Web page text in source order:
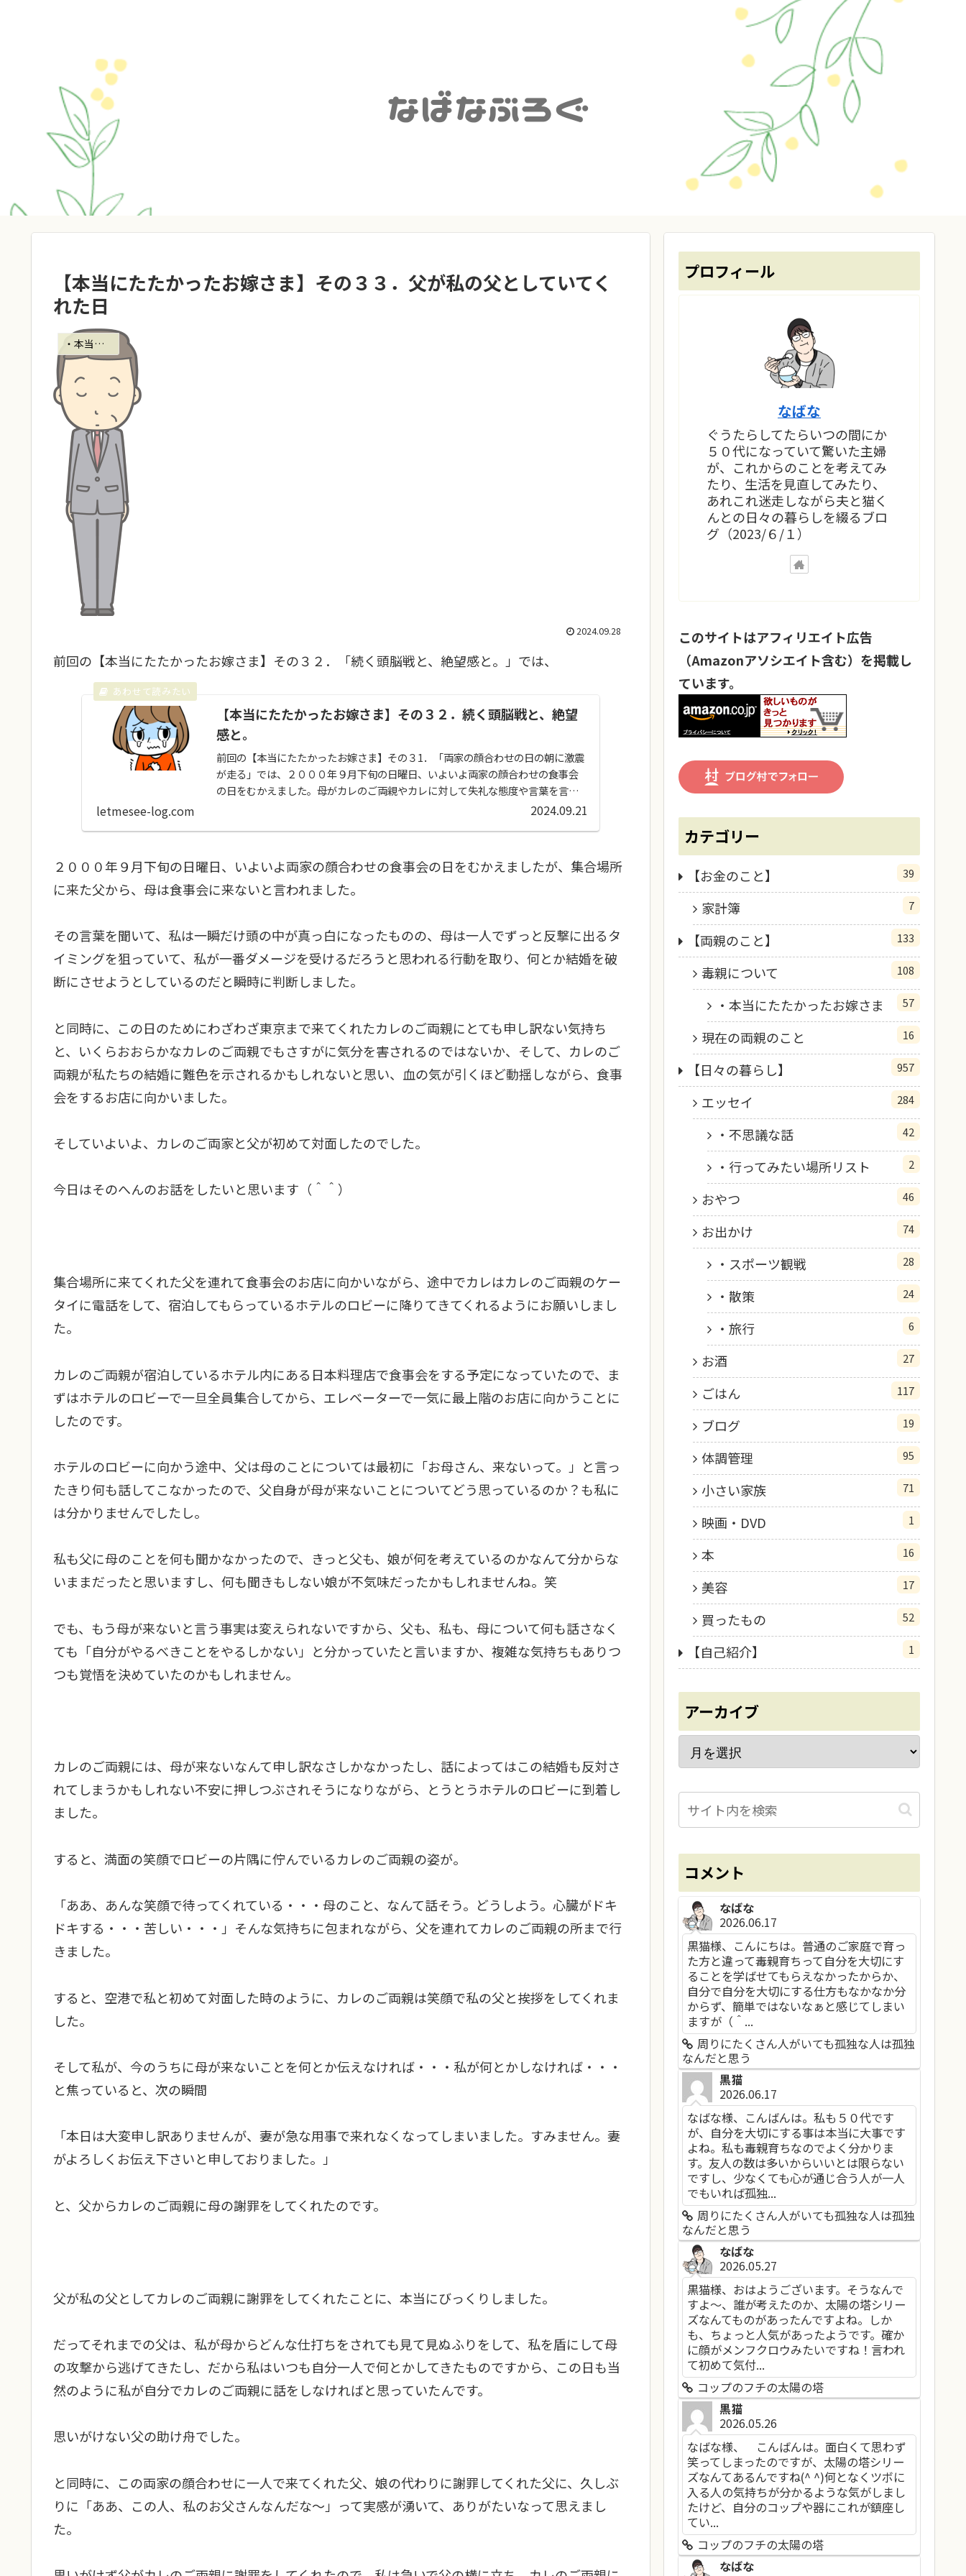
【本当にたたかったお嫁さま】その３３．父が私の父としていてく
れた日
・本当にたたかったお嫁さま
2024.09.28
前回の【本当にたたかったお嫁さま】その３２．「続く頭脳戦と、絶望感と。」では、
【本当にたたかったお嫁さま】その３２．続く頭脳戦と、絶望
感と。
前回の【本当にたたかったお嫁さま】その３1．「両家の顔合わせの日の朝に激震
が走る」では、２０００年９月下旬の日曜日、いよいよ両家の顔合わせの食事会
の日をむかえました。母がカレのご両親やカレに対して失礼な態度や言葉を言っ
letmesee-log.com 2024.09.21
２０００年９月下旬の日曜日、いよいよ両家の顔合わせの食事会の日をむかえましたが、集合場所
に来た父から、母は食事会に来ないと言われました。
その言葉を聞いて、私は一瞬だけ頭の中が真っ白になったものの、母は一人でずっと反撃に出るタ
イミングを狙っていて、私が一番ダメージを受けるだろうと思われる行動を取り、何とか結婚を破
断にさせようとしているのだと瞬時に判断しました。
と同時に、この日のためにわざわざ東京まで来てくれたカレのご両親にとても申し訳ない気持ち
と、いくらおおらかなカレのご両親でもさすがに気分を害されるのではないか、そして、カレのご
両親が私たちの結婚に難色を示されるかもしれないと思い、血の気が引くほど動揺しながら、食事
会をするお店に向かいました。
そしていよいよ、カレのご両家と父が初めて対面したのでした。
今日はそのへんのお話をしたいと思います（＾＾）
集合場所に来てくれた父を連れて食事会のお店に向かいながら、途中でカレはカレのご両親のケー
タイに電話をして、宿泊してもらっているホテルのロビーに降りてきてくれるようにお願いしまし
た。
カレのご両親が宿泊しているホテル内にある日本料理店で食事会をする予定になっていたので、ま
ずはホテルのロビーで一旦全員集合してから、エレベーターで一気に最上階のお店に向かうことに
したのです。
ホテルのロビーに向かう途中、父は母のことについては最初に「お母さん、来ないって。」と言っ
たきり何も話してこなかったので、父自身が母が来ないことについてどう思っているのか？も私に
は分かりませんでしたし。
私も父に母のことを何も聞かなかったので、きっと父も、娘が何を考えているのかなんて分からな
いままだったと思いますし、何も聞きもしない娘が不気味だったかもしれませんね。笑
でも、もう母が来ないと言う事実は変えられないですから、父も、私も、母について何も話さなく
ても「自分がやるべきことをやるしかない」と分かっていたと言いますか、複雑な気持ちもありつ
つも覚悟を決めていたのかもしれません。
カレのご両親には、母が来ないなんて申し訳なさしかなかったし、話によってはこの結婚も反対さ
れてしまうかもしれない不安に押しつぶされそうになりながら、とうとうホテルのロビーに到着し
ました。
すると、満面の笑顔でロビーの片隅に佇んでいるカレのご両親の姿が。
「ああ、あんな笑顔で待ってくれている・・・母のこと、なんて話そう。どうしよう。心臓がドキ
ドキする・・・苦しい・・・」そんな気持ちに包まれながら、父を連れてカレのご両親の所まで行
きました。
すると、空港で私と初めて対面した時のように、カレのご両親は笑顔で私の父と挨拶をしてくれま
した。
そして私が、今のうちに母が来ないことを何とか伝えなければ・・・私が何とかしなければ・・・
と焦っていると、次の瞬間
「本日は大変申し訳ありませんが、妻が急な用事で来れなくなってしまいました。すみません。妻
がよろしくお伝え下さいと申しておりました。」
と、父からカレのご両親に母の謝罪をしてくれたのです。
父が私の父としてカレのご両親に謝罪をしてくれたことに、本当にびっくりしました。
だってそれまでの父は、私が母からどんな仕打ちをされても見て見ぬふりをして、私を盾にして母
の攻撃から逃げてきたし、だから私はいつも自分一人で何とかしてきたものですから、この日も当
然のように私が自分でカレのご両親に話をしなければと思っていたんです。
思いがけない父の助け舟でした。
と同時に、この両家の顔合わせに一人で来てくれた父、娘の代わりに謝罪してくれた父に、久しぶ
りに「ああ、この人、私のお父さんなんだな～」って実感が湧いて、ありがたいなって思えまし
た。
プロフィール
なばな
ぐうたらしてたらいつの間にか
５０代になっていて驚いた主婦
が、これからのことを考えてみ
たり、生活を見直してみたり、
あれこれ迷走しながら夫と猫く
んとの日々の暮らしを綴るブロ
グ（2023/６/１）
このサイトはアフィリエイト広告
（Amazonアソシエイト含む）を掲載し
ています。
カテゴリー
【お金のこと】 39
家計簿 7
【両親のこと】 133
毒親について 108
・本当にたたかったお嫁さま 57
現在の両親のこと 16
【日々の暮らし】 957
エッセイ 284
・不思議な話 42
・行ってみたい場所リスト 2
おやつ 46
お出かけ 74
・スポーツ観戦 28
・散策 24
・旅行 6
お酒 27
ごはん 117
ブログ 19
体調管理 95
小さい家族 71
映画・DVD 1
本 16
美容 17
買ったもの 52
【自己紹介】 1
アーカイブ
コメント
なばな
2026.06.17
黒猫様、こんにちは。普通のご家庭で育っ
た方と違って毒親育ちって自分を大切にす
ることを学ばせてもらえなかったからか、
自分で自分を大切にする仕方もなかなか分
からず、簡単ではないなぁと感じてしまい
ますが（＾...
周りにたくさん人がいても孤独な人は孤独
なんだと思う
黒猫
2026.06.17
なばな様、こんばんは。私も５０代です
が、自分を大切にする事は本当に大事です
よね。私も毒親育ちなのでよく分かりま
す。友人の数は多いからいいとは限らない
ですし、少なくても心が通じ合う人が一人
でもいれば孤独...
周りにたくさん人がいても孤独な人は孤独
なんだと思う
なばな
2026.05.27
黒猫様、おはようございます。そうなんで
すよ～、誰が考えたのか、太陽の塔シリー
ズなんてものがあったんですよね。しか
も、ちょっと人気があったようです。確か
に顔がメンフクロウみたいですね！言われ
て初めて気付...
コップのフチの太陽の塔
黒猫
2026.05.26
なばな様、 こんばんは。面白くて思わず
笑ってしまったのですが、太陽の塔シリー
ズなんてあるんですね(^ ^)何となくツボに
入る人の気持ちが分かるような気がしまし
たけど、自分のコップや器にこれが鎮座し
てい...
コップのフチの太陽の塔
なばな